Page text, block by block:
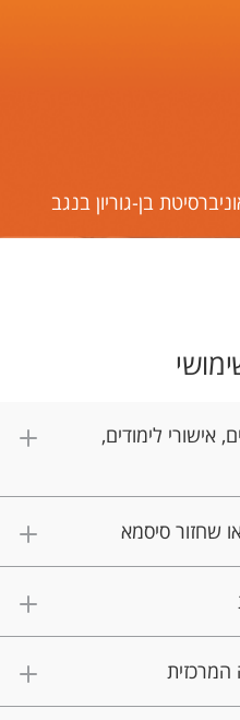
בן-גוריון בנגב
אישורי לימודים,
המרכזית